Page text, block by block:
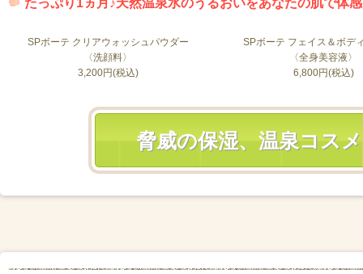
たっぷり1ヵ月♪天然温泉水のうるおいをあなたの肌で体
SPボーテ クリアウォッシュパウダー
〈洗顔料〉
3,200円(税込)
SPボーテ フェイス＆ボデ
〈全身美容液〉
6,800円(税込)
脅威の保湿、温泉コス